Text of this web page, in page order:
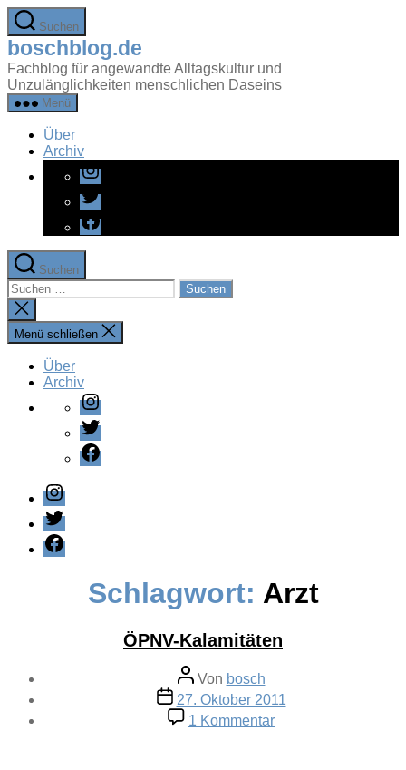
Zum
Inhalt
springen
Suchen
boschblog.de
Fachblog für angewandte Alltagskultur und
Unzulänglichkeiten menschlichen Daseins
Menü
Über
Archiv
Instagram
Twitter
Facebook
Suchen
Suchen
nach:
Suche
schließen
Menü schließen
Über
Archiv
Instagram
Twitter
Facebook
Instagram
Twitter
Facebook
Schlagwort: Arzt
ÖPNV-Kalamitäten
Beitragsautor
Von bosch
Veröffentlichungsdatum
27. Oktober 2011
1 Kommentarzu
ÖPNV-